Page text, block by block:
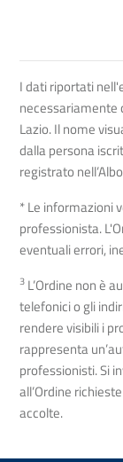
I dati riportati
necessariamente
Lazio. Il nome
dalla persona
registrato
* Le informazioni
professionista.
eventuali errori,
3 L’Ordine non è
telefonici o gli
rendere visibili i
rappresenta
professionisti. Si
all’Ordine
accolte.